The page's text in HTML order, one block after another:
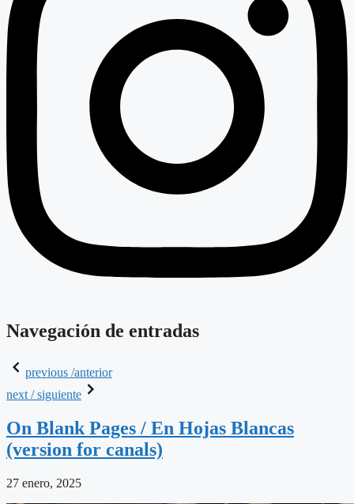
Navegación de entradas
previous /anterior
next / siguiente
On Blank Pages / En Hojas Blancas
(version for canals)
27 enero, 2025